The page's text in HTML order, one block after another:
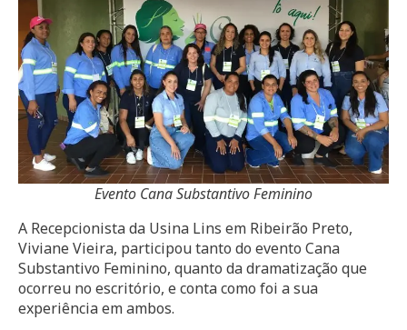
Evento Cana Substantivo Feminino
A Recepcionista da Usina Lins em Ribeirão Preto,
Viviane Vieira, participou tanto do evento Cana
Substantivo Feminino, quanto da dramatização que
ocorreu no escritório, e conta como foi a sua
experiência em ambos.